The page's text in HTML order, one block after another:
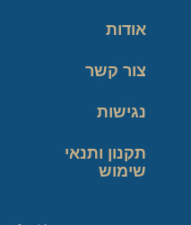
אודות
צור קשר
נגישות
תקנון ותנאי
שימוש